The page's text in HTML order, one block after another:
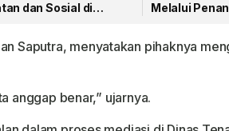
dan Sosial di
Melalui
Saputra, menyatakan pihaknya
anggap benar,” ujarnya.